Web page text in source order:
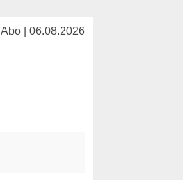
Abo | 06.08.2026